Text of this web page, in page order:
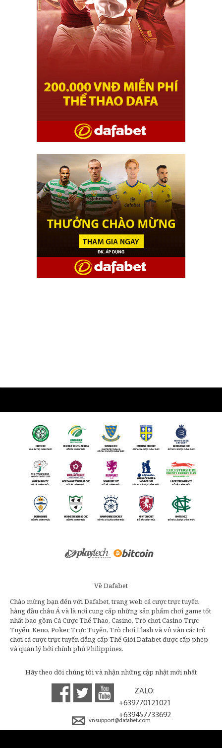
Về Dafabet
Chào mừng bạn đến với Dafabet, trang web cá cược trực tuyến
hàng đầu châu Á và là nơi cung cấp những sản phẩm chơi game tốt
nhất bao gồm Cá Cược Thể Thao, Casino, Trò chơi Casino Trực
Tuyến, Keno, Poker Trực Tuyến, Trò chơi Flash và vô vàn các trò
chơi cá cược trực tuyến đẳng cấp Thế Giới.Dafabet được cấp phép
và quản lý bởi chính phủ Philippines.
Hãy theo dõi chúng tôi và nhận những cập nhật mới nhất
ZALO:
+639770121021
+639457733692
vnsupport@dafabet.com